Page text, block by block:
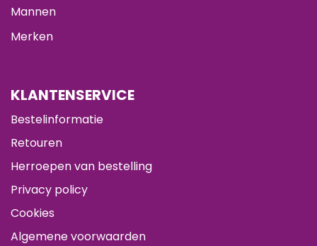
Mannen
Merken
KLANTENSERVICE
Bestelinformatie
Retouren
Herroepen van bestelling
Privacy policy
Cookies
Algemene voorwaarden